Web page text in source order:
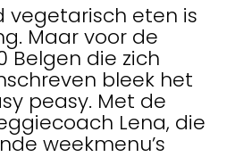
vegetarisch eten is
Maar voor de
Belgen die zich
bleek het
peasy. Met de
Lena, die
weekmenu’s